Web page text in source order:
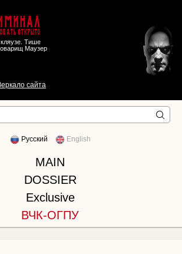
открыто
Тише
Маузер
сайта
Русский English
MAIN
DOSSIER
Exclusive
ВЧК-ОГПУ